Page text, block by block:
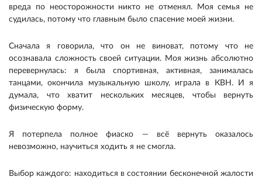
вреда по неосторожности никто не отменял. Моя семья не
судилась, потому что главным было спасение моей жизни.
Сначала я говорила, что он не виноват, потому что не
осознавала сложность своей ситуации. Моя жизнь абсолютно
перевернулась: я была спортивная, активная, занималась
танцами, окончила музыкальную школу, играла в КВН. И я
думала, что хватит нескольких месяцев, чтобы вернуть
физическую форму.
Я потерпела полное фиаско — всё вернуть оказалось
невозможно, научиться ходить я не смогла.
Выбор каждого: находиться в состоянии бесконечной жалости